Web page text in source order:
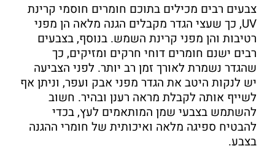
צבעים רבים מכילים בתוכם חומרים חוסמי קרינת
UV, כך שעצי הגדר מקבלים הגנה מלאה הן מפני
רטיבות והן מפני קרינת השמש. בנוסף, בצבעים
רבים ישנם חומרים דוחי חרקים ומזיקים, כך
שהגדר נשמרת לאורך זמן רב יותר. לפני הצביעה
יש לנקות היטב את הגדר מפני אבק ועפר, וניתן אף
לשייף אותה לקבלת מראה רענן ובהיר. חשוב
להשתמש בצבעי שמן המותאמים לעץ, בכדי
להבטיח ספיגה מלאה ואיכותית של חומרי ההגנה
בצבע.